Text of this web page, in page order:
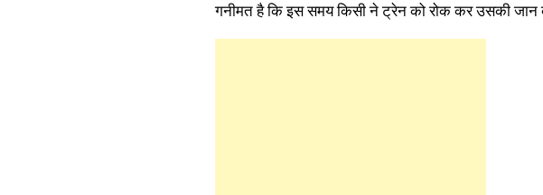
गनीमत है कि इस समय किसी ने ट्रेन को रोक कर उसकी जान